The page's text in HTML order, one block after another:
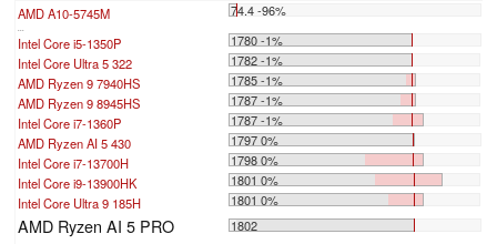
AMD A10-5745M 74.4 -96%
...
Intel Core i5-1350P
1780 -1%
Intel Core Ultra 5 322
1782 -1%
AMD Ryzen 9 7940HS
1785 -1%
AMD Ryzen 9 8945HS
1787 -1%
Intel Core i7-1360P
1787 -1%
AMD Ryzen AI 5 430
1797 0%
Intel Core i7-13700H
1798 0%
Intel Core i9-13900HK
1801 0%
Intel Core Ultra 9 185H
1801 0%
AMD Ryzen AI 5 PRO
1802